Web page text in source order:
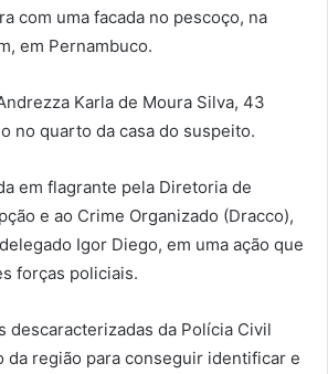
com uma facada no pescoço, na
em Pernambuco.
Karla de Moura Silva, 43
no quarto da casa do suspeito.
em flagrante pela Diretoria de
e ao Crime Organizado (Dracco),
Igor Diego, em uma ação que
forças policiais.
descaracterizadas da Polícia Civil
da região para conseguir identificar e